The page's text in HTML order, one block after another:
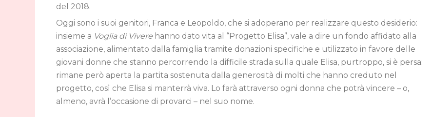
del 2018.
Oggi sono i suoi genitori, Franca e Leopoldo, che si adoperano per realizzare questo desiderio:
insieme a Voglia di Vivere hanno dato vita al “Progetto Elisa”, vale a dire un fondo affidato alla
associazione, alimentato dalla famiglia tramite donazioni specifiche e utilizzato in favore delle
giovani donne che stanno percorrendo la difficile strada sulla quale Elisa, purtroppo, si è persa:
rimane però aperta la partita sostenuta dalla generosità di molti che hanno creduto nel
progetto, così che Elisa si manterrà viva. Lo farà attraverso ogni donna che potrà vincere – o,
almeno, avrà l’occasione di provarci – nel suo nome.